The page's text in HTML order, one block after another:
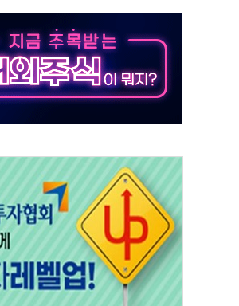
...가뭄 해소될 듯
뒤집는 것"